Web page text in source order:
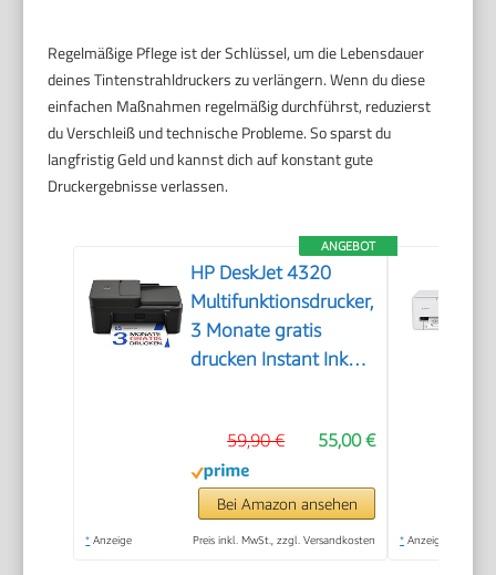
Regelmäßige Pflege ist der Schlüssel, um die Lebensdauer
deines Tintenstrahldruckers zu verlängern. Wenn du diese
einfachen Maßnahmen regelmäßig durchführst, reduzierst
du Verschleiß und technische Probleme. So sparst du
langfristig Geld und kannst dich auf konstant gute
Druckergebnisse verlassen.
ANGEBOT
HP DeskJet 4320
Multifunktionsdrucker,
3 Monate gratis
drucken Instant Ink
WLAN, Automatischer
Vorlageneinzug,
Tinte: 308/308e
55,00 €
59,90 €
Bei Amazon ansehen
* Anzeige Preis inkl. MwSt., zzgl. Versandkosten * Anzeige